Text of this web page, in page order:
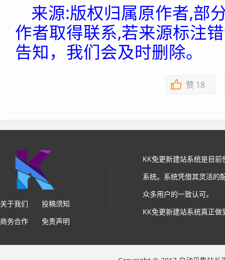
来源:版权归属原作者,部
作者取得联系,若来源标注
告知，我们会及时删除。
赞 18
关于我们
投稿须知
商务合作
免责声明
KK免更新建站系统是目
系统。系统凭借其灵活的
众多用户的一致认可。
KK免更新建站系统真正